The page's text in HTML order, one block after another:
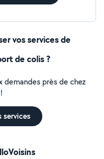
vos services de
de colis ?
demandes près de chez
services